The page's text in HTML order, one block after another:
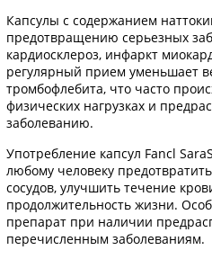
Капсулы с содержанием
предотвращению серьезных
кардиосклероз, инфаркт
регулярный прием уменьшает
тромбофлебита, что часто
физических нагрузках и
заболеванию.
Употребление капсул Fancl
любому человеку
сосудов, улучшить течение
продолжительность жизни.
препарат при наличии
перечисленным заболеваниям.